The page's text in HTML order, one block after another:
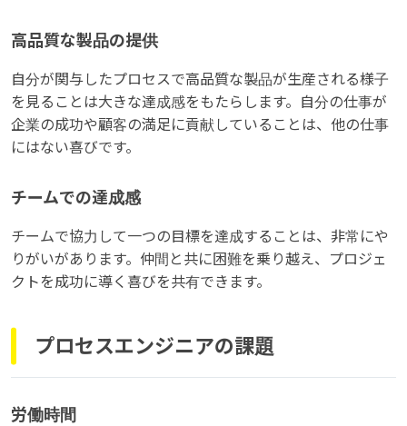
高品質な製品の提供
自分が関与したプロセスで高品質な製品が生産される様子
を見ることは大きな達成感をもたらします。自分の仕事が
企業の成功や顧客の満足に貢献していることは、他の仕事
にはない喜びです。
チームでの達成感
チームで協力して一つの目標を達成することは、非常にや
りがいがあります。仲間と共に困難を乗り越え、プロジェ
クトを成功に導く喜びを共有できます。
プロセスエンジニアの課題
労働時間